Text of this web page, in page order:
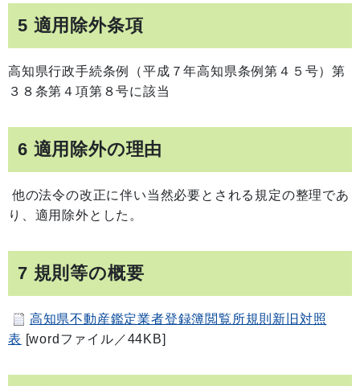
5 適用除外条項
高知県行政手続条例（平成７年高知県条例第４５号）第
３８条第４項第８号に該当
6 適用除外の理由
他の法令の改正に伴い当然必要とされる規定の整理であ
り、適用除外とした。
7 規則等の概要
高知県不動産鑑定業者登録簿閲覧所規則新旧対照
表 [wordファイル／44KB]